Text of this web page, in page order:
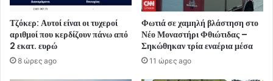
Τζόκερ: Αυτοί είναι οι τυχεροί
αριθμοί που κερδίζουν πάνω από
2 εκατ. ευρώ
8 ώρες ago
Φωτιά σε χαμηλή βλάστηση στο
Νέο Μοναστήρι Φθιώτιδας –
Σηκώθηκαν τρία εναέρια μέσα
11 ώρες ago